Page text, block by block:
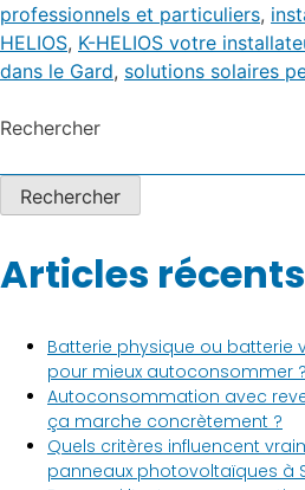
professionnels et particuliers,
HELIOS, K-HELIOS votre
dans le Gard, solutions solaires
Rechercher
Rechercher
Articles récents
Batterie physique ou batterie
pour mieux autoconsommer ?
Autoconsommation avec
ça marche concrètement ?
Quels critères influencent
panneaux photovoltaïques à